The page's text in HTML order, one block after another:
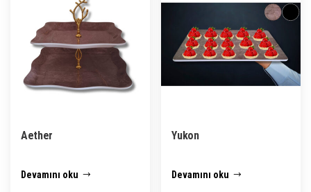
Aether
Devamını oku
Yukon
Devamını oku